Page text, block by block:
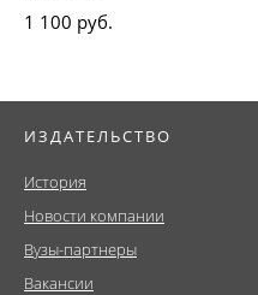
1 100 руб.
ИЗДАТЕЛЬСТВО
История
Новости компании
Вузы-партнеры
Вакансии